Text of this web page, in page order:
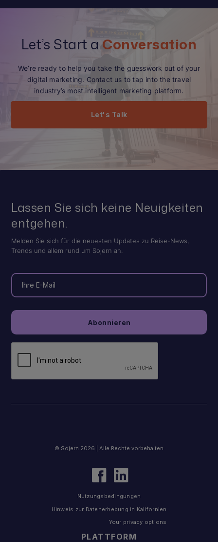
Let’s Start a Conversation
We’re ready to help you take the guesswork out of your
digital marketing. Contact us to tap into the travel
industry’s most intelligent marketing platform.
Let's Talk
Lassen Sie sich keine Neuigkeiten
entgehen.
Melden Sie sich für die neuesten Updates zu Reise-News,
Trends und allem rund um Sojern an.
PLATTFORM
© Sojern 2026 | Alle Rechte vorbehalten
Nutzungsbedingungen
Hinweis zur Datenerhebung in Kalifornien
Your privacy options